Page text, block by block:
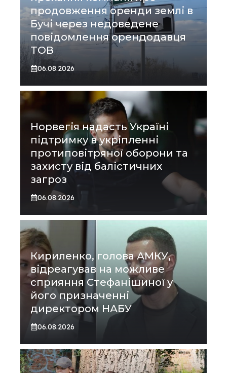
продовження оренди землі в
Бучі через недоведене
повідомлення орендодавця
ТОВ
06.08.2026
Норвегія надасть Україні
підтримку в укріпленні
протиповітряної оборони та
захисту від балістичних
загроз
06.08.2026
Кириленко, голова АМКУ,
відреагував на можливе
сприяння Стефанішиної у
його призначенні
директором НАБУ
06.08.2026